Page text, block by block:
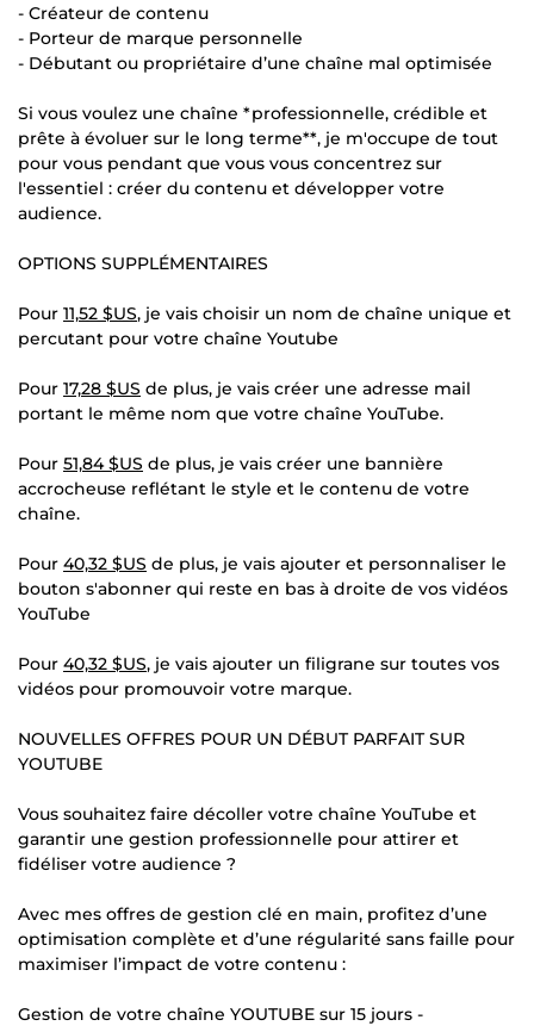
- Créateur de contenu
- Porteur de marque personnelle
- Débutant ou propriétaire d’une chaîne mal optimisée
Si vous voulez une chaîne *professionnelle, crédible et
prête à évoluer sur le long terme**, je m'occupe de tout
pour vous pendant que vous vous concentrez sur
l'essentiel : créer du contenu et développer votre
audience.
OPTIONS SUPPLÉMENTAIRES
Pour 11,52 $US, je vais choisir un nom de chaîne unique et
percutant pour votre chaîne Youtube
Pour 17,28 $US de plus, je vais créer une adresse mail
portant le même nom que votre chaîne YouTube.
Pour 51,84 $US de plus, je vais créer une bannière
accrocheuse reflétant le style et le contenu de votre
chaîne.
Pour 40,32 $US de plus, je vais ajouter et personnaliser le
bouton s'abonner qui reste en bas à droite de vos vidéos
YouTube
Pour 40,32 $US, je vais ajouter un filigrane sur toutes vos
vidéos pour promouvoir votre marque.
NOUVELLES OFFRES POUR UN DÉBUT PARFAIT SUR
YOUTUBE
Vous souhaitez faire décoller votre chaîne YouTube et
garantir une gestion professionnelle pour attirer et
fidéliser votre audience ?
Avec mes offres de gestion clé en main, profitez d’une
optimisation complète et d’une régularité sans faille pour
maximiser l’impact de votre contenu :
Gestion de votre chaîne YOUTUBE sur 15 jours -